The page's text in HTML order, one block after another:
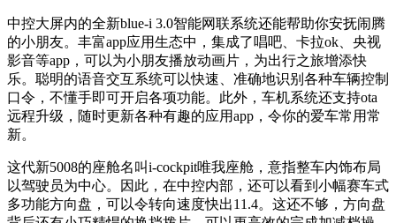
中控大屏内的全新blue-i 3.0智能网联系统还能帮助你安抚闹腾
的小朋友。丰富app应用生态中，集成了唱吧、卡拉ok、央视
影音等app，可以为小朋友播放动画片，为出行之旅增添快
乐。聪明的语音交互系统可以快速、准确地识别各种车辆控制
口令，不懂手即可开启各项功能。此外，车机系统还支持ota
远程升级，随时更新各种有趣的应用app，令你的爱车常用常
新。
这代新5008的座舱名叫i-cockpit唯我座舱，意指整车内饰布局
以驾驶员为中心。因此，在中控内部，还可以看到小幅赛车式
多功能方向盘，可以令转向速度快出11.4。这还不够，方向盘